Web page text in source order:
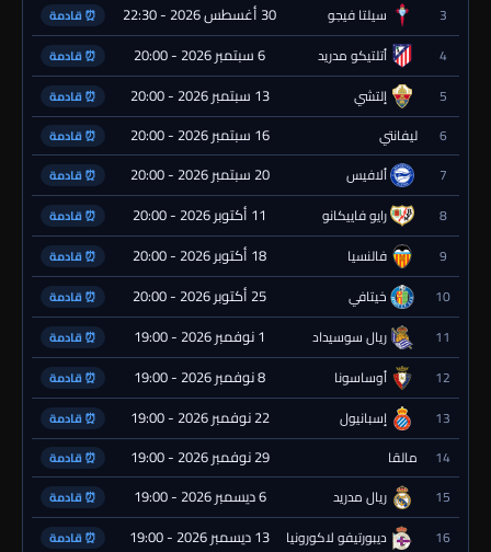
3 سيلتا فيجو 30 أغسطس 2026 - 22:30 ⏰ قادمة
4 أتلتيكو مدريد 6 سبتمبر 2026 - 20:00 ⏰ قادمة
5 إلتشي 13 سبتمبر 2026 - 20:00 ⏰ قادمة
6 ليفانتي 16 سبتمبر 2026 - 20:00 ⏰ قادمة
7 ألافيس 20 سبتمبر 2026 - 20:00 ⏰ قادمة
8 رايو فاييكانو 11 أكتوبر 2026 - 20:00 ⏰ قادمة
9 فالنسيا 18 أكتوبر 2026 - 20:00 ⏰ قادمة
10 خيتافي 25 أكتوبر 2026 - 20:00 ⏰ قادمة
11 ريال سوسيداد 1 نوفمبر 2026 - 19:00 ⏰ قادمة
12 أوساسونا 8 نوفمبر 2026 - 19:00 ⏰ قادمة
13 إسبانيول 22 نوفمبر 2026 - 19:00 ⏰ قادمة
14 مالقا 29 نوفمبر 2026 - 19:00 ⏰ قادمة
15 ريال مدريد 6 ديسمبر 2026 - 19:00 ⏰ قادمة
16 ديبورتيفو لاكورونيا 13 ديسمبر 2026 - 19:00 ⏰ قادمة